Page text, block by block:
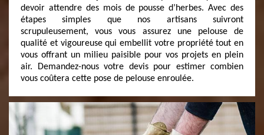
devoir attendre des mois de pousse d’herbes. Avec des
étapes simples que nos artisans suivront
scrupuleusement, vous vous assurez une pelouse de
qualité et vigoureuse qui embellit votre propriété tout en
vous offrant un milieu paisible pour vos projets en plein
air. Demandez-nous votre devis pour estimer combien
vous coûtera cette pose de pelouse enroulée.